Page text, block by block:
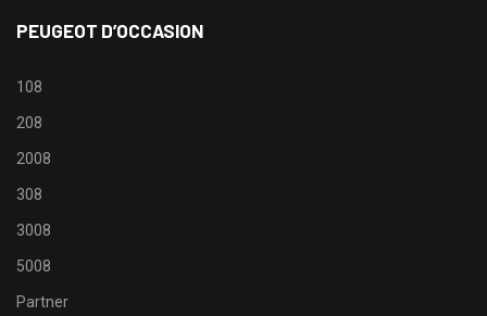
PEUGEOT D’OCCASION
108
208
2008
308
3008
5008
Partner